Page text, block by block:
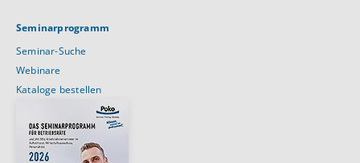
Seminarprogramm
Seminar-Suche
Webinare
Kataloge bestellen